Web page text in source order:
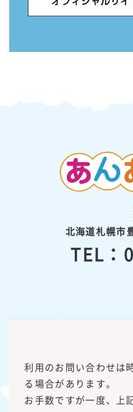
北海道札幌市
TEL：
利用のお問い合わせは
る場合があります。
お手数ですが一度、上